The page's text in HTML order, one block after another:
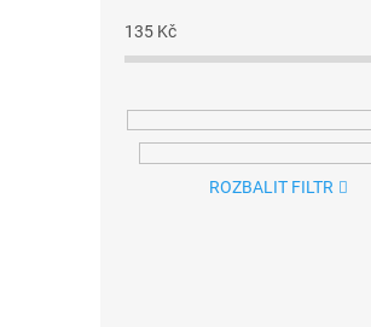
135 Kč
ROZBALIT FILTR